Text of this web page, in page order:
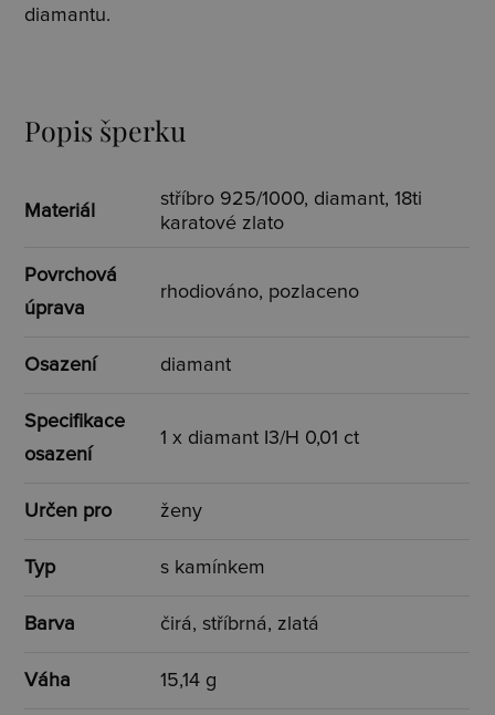
diamantu.
Popis šperku
Materiál
stříbro 925/1000, diamant, 18ti
karatové zlato
Povrchová
úprava
rhodiováno, pozlaceno
Osazení diamant
Specifikace
osazení
1 x diamant I3/H 0,01 ct
Určen pro ženy
Typ s kamínkem
Barva čirá, stříbrná, zlatá
Váha 15,14 g